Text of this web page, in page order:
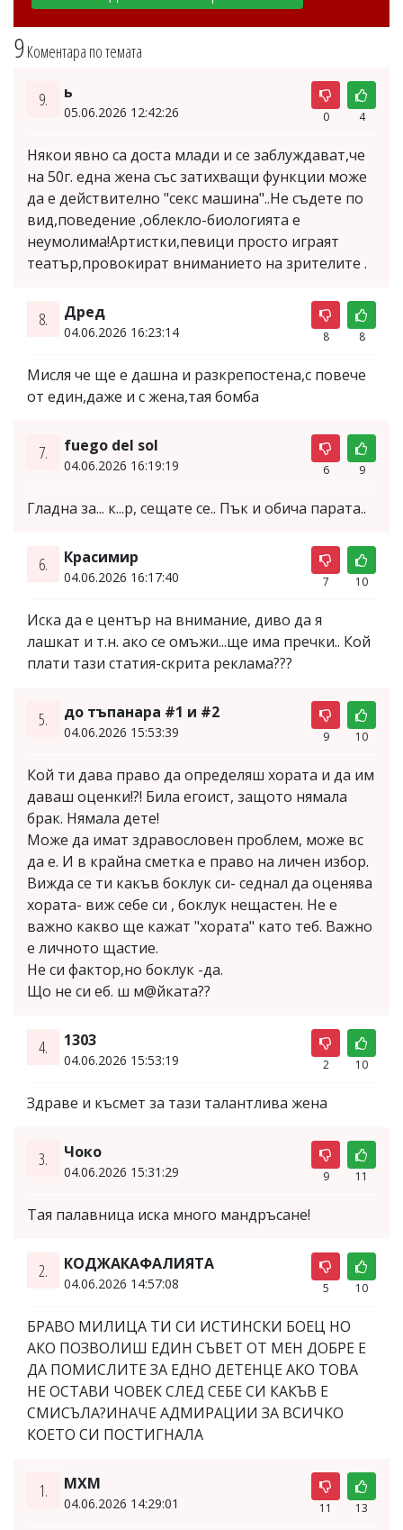
9Коментара по темата
9. ь
05.06.2026 12:42:26 0 4
Някои явно са доста млади и се заблуждават,че
на 50г. една жена със затихващи функции може
да е действително "секс машина"..Не съдете по
вид,поведение ,облекло-биологията е
неумолима!Артистки,певици просто играят
театър,провокират вниманието на зрителите .
8. Дред
04.06.2026 16:23:14 8 8
Мисля че ще е дашна и разкрепостена,с повече
от един,даже и с жена,тая бомба
7. fuego del sol
04.06.2026 16:19:19 6 9
Гладна за... к...р, сещате се.. Пък и обича парата..
6. Красимир
04.06.2026 16:17:40 7 10
Иска да е център на внимание, диво да я
лашкат и т.н. ако се омъжи...ще има пречки.. Кой
плати тази статия-скрита реклама???
5. до тъпанара #1 и #2
04.06.2026 15:53:39 9 10
Кой ти дава право да определяш хората и да им
даваш оценки!?! Била егоист, защото нямала
брак. Нямала дете!
Може да имат здравословен проблем, може вс
да е. И в крайна сметка е право на личен избор.
Вижда се ти какъв боклук си- седнал да оценява
хората- виж себе си , боклук нещастен. Не е
важно какво ще кажат "хората" като теб. Важно
е личното щастие.
Не си фактор,но боклук -да.
Що не си еб. ш м@йката??
4. 1303
04.06.2026 15:53:19 2 10
Здраве и късмет за тази талантлива жена
3. Чоко
04.06.2026 15:31:29 9 11
Тая палавница иска много мандръсане!
2. КОДЖАКАФАЛИЯТА
04.06.2026 14:57:08 5 10
БРАВО МИЛИЦА ТИ СИ ИСТИНСКИ БОЕЦ НО
АКО ПОЗВОЛИШ ЕДИН СЪВЕТ ОТ МЕН ДОБРЕ Е
ДА ПОМИСЛИТЕ ЗА ЕДНО ДЕТЕНЦЕ АКО ТОВА
НЕ ОСТАВИ ЧОВЕК СЛЕД СЕБЕ СИ КАКЪВ Е
СМИСЪЛА?ИНАЧЕ АДМИРАЦИИ ЗА ВСИЧКО
КОЕТО СИ ПОСТИГНАЛА
1. МХМ
04.06.2026 14:29:01 11 13